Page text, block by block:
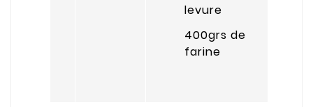
levure
400grs de
farine